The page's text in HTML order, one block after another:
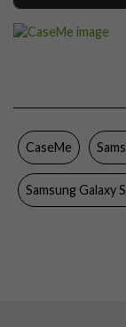
Färg
Varumärke
CaseMe
Samsung Galaxy